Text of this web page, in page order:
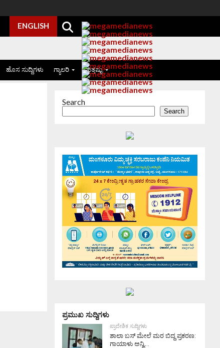
ENGLISH
ಹೊಸ ಸುದ್ದಿಗಳು ಗ್ಯಾಲರಿ ಮತ್ತಷ್ಟು
Search
Search
ಪ್ರಮುಖ ಸುದ್ದಿಗಳು
ಪ್ರಾದೇಶಿಕ ಸುದ್ದಿಗಳು
ಶಾಲಾ ಬಸ್ ಮೇಲೆ ಮರ ಬಿದ್ದ ಪ್ರಕರಣ:
ಗಾಯಾಳು ಅನ್ವಿ...